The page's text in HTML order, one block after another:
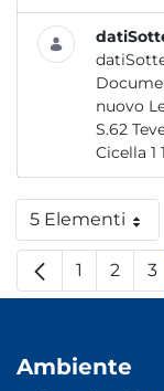
nuovo Le vene ii 3 *
S.62
5 Elementi
Per
Pagina
1 Pagina
2 3
Ambiente